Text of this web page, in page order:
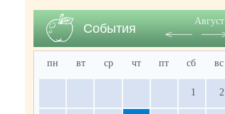
События
Август
пн вт ср чт пт сб вс
1 2